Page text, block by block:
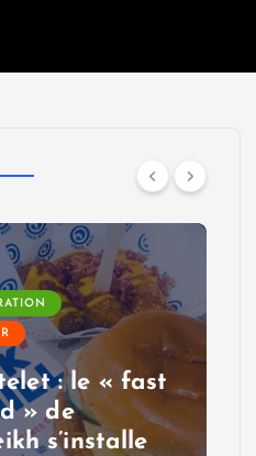
: le « fast
» de
s’installe